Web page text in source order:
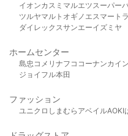
イオンカスミ マルエツスーパー
ツルヤマルト オギノ エスマート
ダイレックスサンエーイズミヤ
ホームセンター
島忠 コメリ ナフコ コーナンカイ
ジョイフル本田
ファッション
ユニクロ しまむら アベイルAOKI